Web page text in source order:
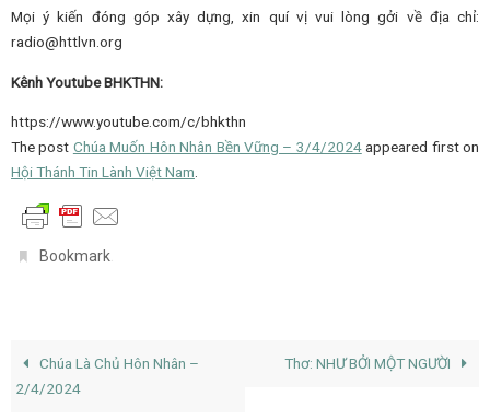
Mọi ý kiến đóng góp xây dựng, xin quí vị vui lòng gởi về địa chỉ:
radio@httlvn.org
Kênh Youtube BHKTHN:
https://www.youtube.com/c/bhkthn
The post Chúa Muốn Hôn Nhân Bền Vững – 3/4/2024appeared first on
Hội Thánh Tin Lành Việt Nam
Bookmark
Chúa Là Chủ Hôn Nhân –
2/4/2024
Thơ: NHƯ BỞI MỘT NGƯỜI